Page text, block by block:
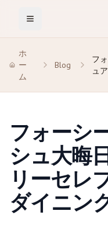
Toggle Menu
ホ
ー
ム
Blog
フ
ュ
フォーシ
シュ大晦
リーセレ
ダイニン